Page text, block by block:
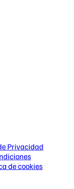
Privacidad
de cookies